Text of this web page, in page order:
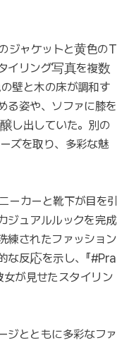
ジャケットと黄色のT
イリング写真を複数
壁と木の床が調和す
る姿や、ソファに膝を
し出していた。別の
ズを取り、多彩な魅
ーカーと靴下が目を引
ジュアルルックを完成
練されたファッション
な反応を示し、『#Pra
が見せたスタイリン
ジとともに多彩なファ